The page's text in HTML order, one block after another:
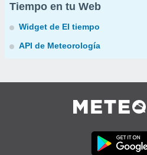
Tiempo en tu Web
Widget de El tiempo
API de Meteorología